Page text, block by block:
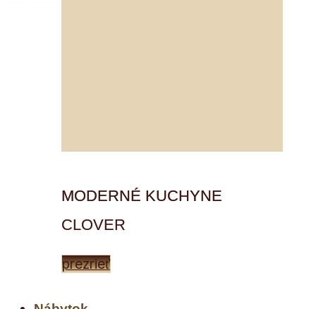
MODERNÉ KUCHYNE
CLOVER
prezrieť